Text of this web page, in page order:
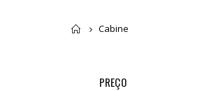
Home
Cabine
PREÇO